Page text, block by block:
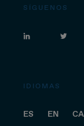
SÍGUENOS
IDIOMAS
ES EN CA